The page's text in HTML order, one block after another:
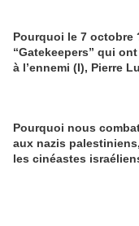
Pourquoi le 7 octobre ?
“Gatekeepers” qui
à l’ennemi (I), Pierre
Pourquoi nous
aux nazis
les cinéastes